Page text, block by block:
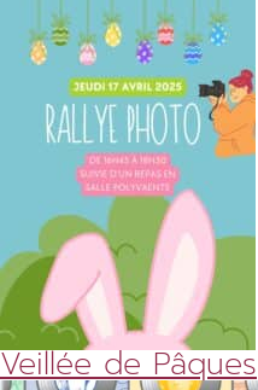
Veillée de Pâques